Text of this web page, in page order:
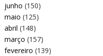
junho (150)
maio (125)
abril (148)
março (157)
fevereiro (139)